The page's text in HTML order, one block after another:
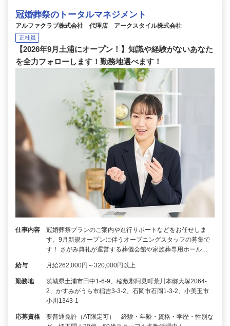
冠婚葬祭のトータルマネジメント
アルファクラブ株式会社 代理店 アークスタイル株式会社
正社員
【2026年9月土浦にオープン！】知識や経験がないあなた
を全力フォローします！勤務地選べます！
仕事内容
冠婚葬祭プランのご案内や進行サポートなどをお任せしま
す。9月新規オープンに伴うオープニングスタッフの募集で
す！ さがみ典礼が運営する葬儀会館や家族葬専用ホール…
給与 月給262,000円～320,000円以上
勤務地
茨城県土浦市田中1-6-9、稲敷郡阿見町荒川本郷大塚2064-
2、かすみがうら市稲吉3-3-2、石岡市石岡1-3-2、小美玉市
小川1343-1
応募資格
要普通免許（AT限定可） 経験・年齢・資格・学歴・性別な